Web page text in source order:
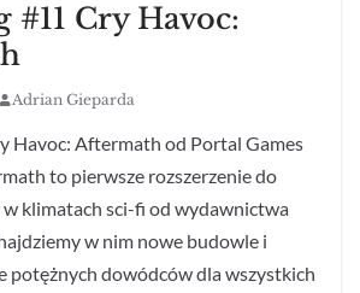
#11 Cry Havoc:
Adrian Gieparda
Havoc: Aftermath od Portal Games
to pierwsze rozszerzenie do
klimatach sci-fi od wydawnictwa
w nim nowe budowle i
potężnych dowódców dla wszystkich